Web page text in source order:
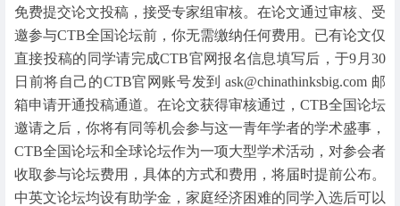
免费提交论文投稿，接受专家组审核。在论文通过审核、受
邀参与CTB全国论坛前，你无需缴纳任何费用。已有论文仅
直接投稿的同学请完成CTB官网报名信息填写后，于9月30
日前将自己的CTB官网账号发到 ask@chinathinksbig.com 邮
箱申请开通投稿通道。在论文获得审核通过，CTB全国论坛
邀请之后，你将有同等机会参与这一青年学者的学术盛事，
CTB全国论坛和全球论坛作为一项大型学术活动，对参会者
收取参与论坛费用，具体的方式和费用，将届时提前公布。
中英文论坛均设有助学金，家庭经济困难的同学入选后可以